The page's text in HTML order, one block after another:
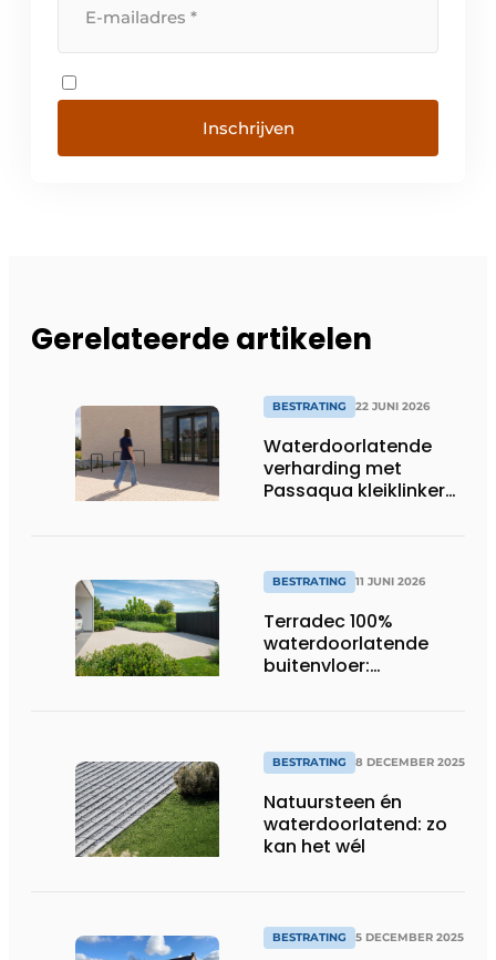
Inschrijven
Gerelateerde artikelen
BESTRATING 22 JUNI 2026
Waterdoorlatende
verharding met
Passaqua kleiklinkers:
BESTRATING 11 JUNI 2026
Terradec 100%
waterdoorlatende
buitenvloer:
BESTRATING 8 DECEMBER 2025
Natuursteen én
waterdoorlatend: zo
kan het wél
BESTRATING 5 DECEMBER 2025